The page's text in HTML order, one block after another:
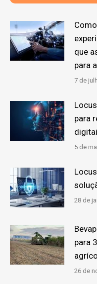
que
para
7 de
para
5 de
28 de
para
26 de